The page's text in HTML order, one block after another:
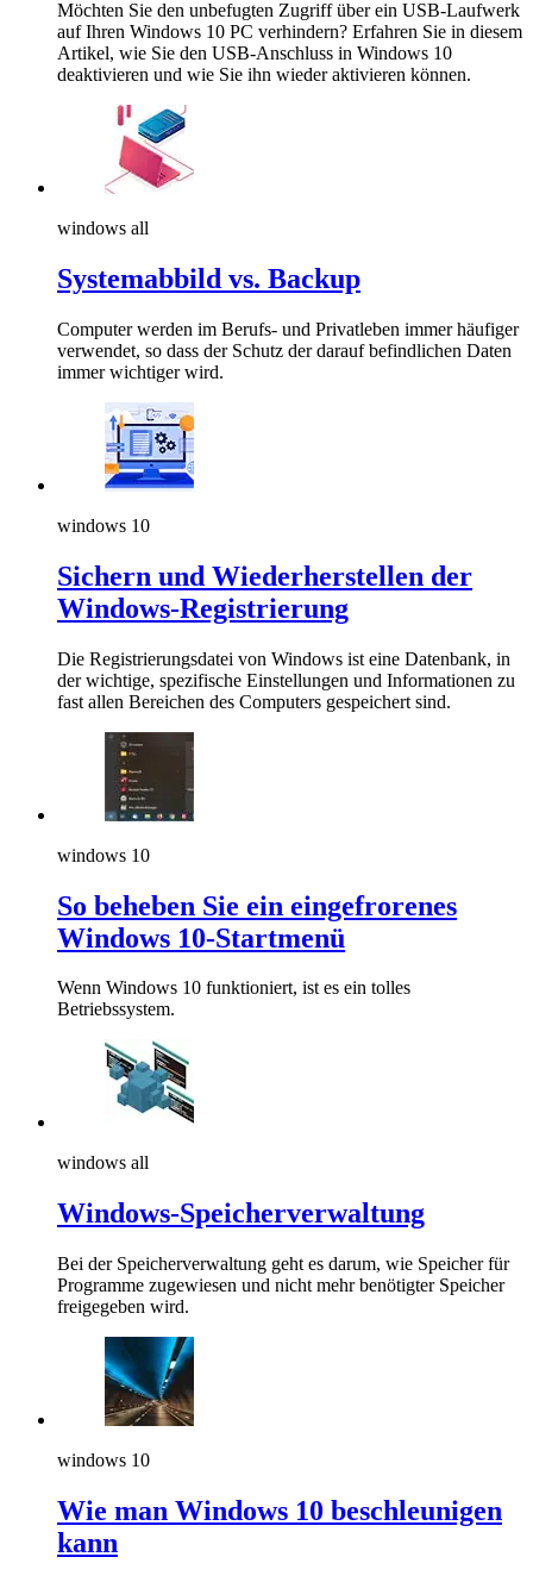
Möchten Sie den unbefugten Zugriff über ein USB-Laufwerk
auf Ihren Windows 10 PC verhindern? Erfahren Sie in diesem
Artikel, wie Sie den USB-Anschluss in Windows 10
deaktivieren und wie Sie ihn wieder aktivieren können.
windows all
Systemabbild vs. Backup
Computer werden im Berufs- und Privatleben immer häufiger
verwendet, so dass der Schutz der darauf befindlichen Daten
immer wichtiger wird.
windows 10
Sichern und Wiederherstellen der
Windows-Registrierung
Die Registrierungsdatei von Windows ist eine Datenbank, in
der wichtige, spezifische Einstellungen und Informationen zu
fast allen Bereichen des Computers gespeichert sind.
windows 10
So beheben Sie ein eingefrorenes
Windows 10-Startmenü
Wenn Windows 10 funktioniert, ist es ein tolles
Betriebssystem.
windows all
Windows-Speicherverwaltung
Bei der Speicherverwaltung geht es darum, wie Speicher für
Programme zugewiesen und nicht mehr benötigter Speicher
freigegeben wird.
windows 10
Wie man Windows 10 beschleunigen
kann